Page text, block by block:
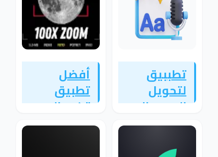
تطببيق
لتحويل
الصوت الي
كتابة
أفضل
تطبيق
تكبير الصور
وتحسين